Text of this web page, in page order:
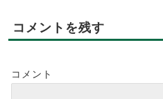
コメントを残す
コメント